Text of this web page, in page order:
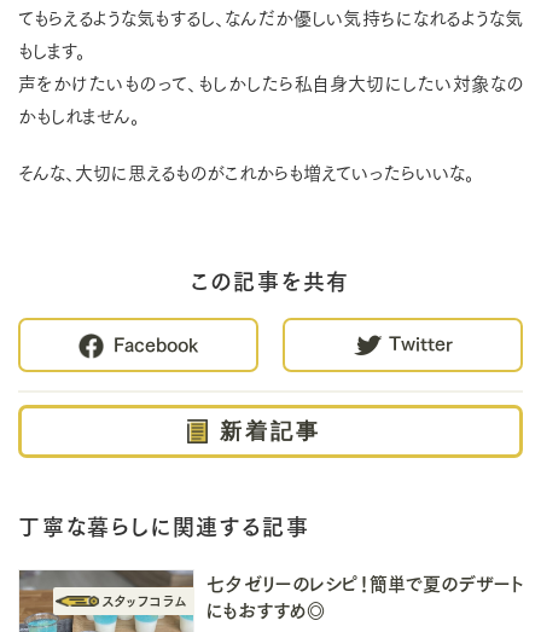
てもらえるような気もするし、なんだか優しい気持ちになれるような気
もします。
声をかけたいものって、もしかしたら私自身大切にしたい対象なの
かもしれません。
そんな、大切に思えるものがこれからも増えていったらいいな。
この記事を共有
Facebook Twitter
新着記事
丁寧な暮らしに関連する記事
七夕ゼリーのレシピ！簡単で夏のデザート
にもおすすめ◎